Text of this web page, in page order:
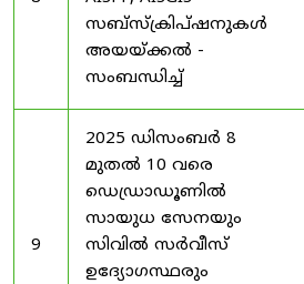
സബ്‌സ്‌ക്രിപ്‌ഷനുകൾ
അയയ്ക്കൽ -
സംബന്ധിച്ച്
9
2025 ഡിസംബർ 8
മുതൽ 10 വരെ
ഡെഡ്രാഡൂണിൽ
സായുധ സേനയും
സിവിൽ സർവീസ്
ഉദ്യോഗസ്ഥരും